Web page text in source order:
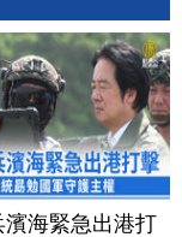
濱海緊急出港打